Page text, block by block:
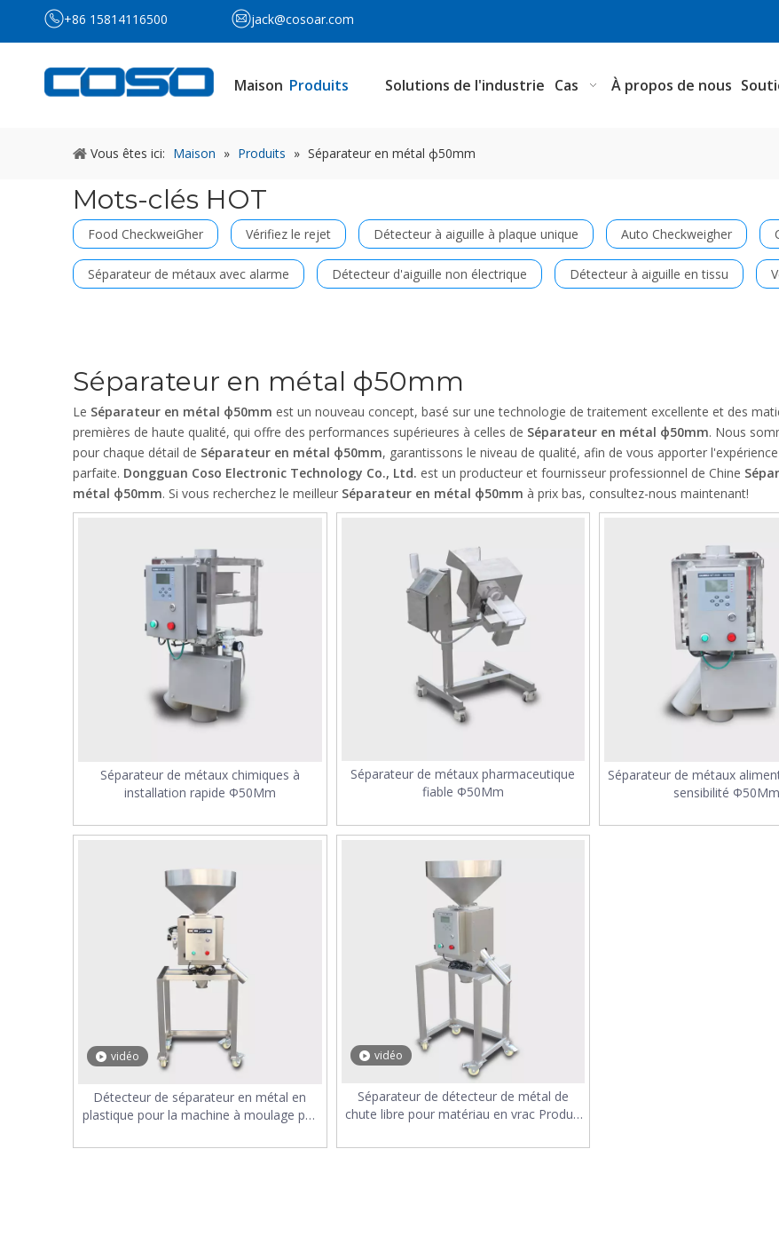
+86 15814116500 jack@cosoar.com
Maison Produits Solutions de l'industrie Cas À propos de nous
Vous êtes ici: Maison » Produits » Séparateur en métal ф50mm
Mots-clés HOT
Food CheckweiGher Vérifiez le rejet Détecteur à aiguille à plaque unique Auto Checkweigher
Séparateur de métaux avec alarme Détecteur d'aiguille non électrique Détecteur à aiguille en tissu
Séparateur en métal ф50mm
Le Séparateur en métal ф50mm est un nouveau concept, basé sur une technologie de traitement excellente et des
premières de haute qualité, qui offre des performances supérieures à celles de Séparateur en métal ф50mm. Nous
pour chaque détail de Séparateur en métal ф50mm, garantissons le niveau de qualité, afin de vous apporter
parfaite. Dongguan Coso Electronic Technology Co., Ltd. est un producteur et fournisseur professionnel de Chine
métal ф50mm. Si vous recherchez le meilleur Séparateur en métal ф50mm à prix bas, consultez-nous maintenant!
Séparateur de métaux chimiques à
installation rapide Ф50Mm
Séparateur de métaux pharmaceutique
fiable Ф50Mm
Séparateur de métaux
sensibilité Ф50Mm
vidéo
Détecteur de séparateur en métal en
plastique pour la machine à moulage par
vidéo
Séparateur de détecteur de métal de
chute libre pour matériau en vrac Produit